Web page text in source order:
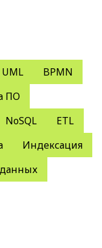
UML
BPMN
ПО
NoSQL
ETL
Индексация